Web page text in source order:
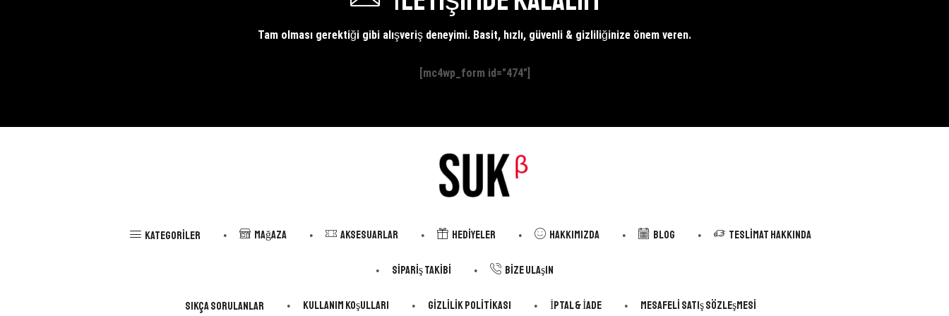
Tam olması gerektiği gibi alışveriş deneyimi. Basit, hızlı, güvenli & gizliliğinize önem veren.
[mc4wp_form id="474"]
Kategoriler Mağaza Aksesuarlar Hediyeler Hakkımızda Blog Teslimat Hakkında
Sipariş Takibi Bize Ulaşın
Sıkça Sorulanlar Kullanım Koşulları Gizlilik Politikası İptal & İade Mesafeli Satış Sözleşmesi